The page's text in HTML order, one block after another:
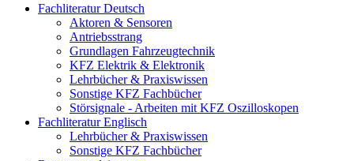
Fachliteratur Deutsch
Aktoren & Sensoren
Antriebsstrang
Grundlagen Fahrzeugtechnik
KFZ Elektrik & Elektronik
Lehrbücher & Praxiswissen
Sonstige KFZ Fachbücher
Störsignale - Arbeiten mit KFZ Oszilloskopen
Fachliteratur Englisch
Lehrbücher & Praxiswissen
Sonstige KFZ Fachbücher